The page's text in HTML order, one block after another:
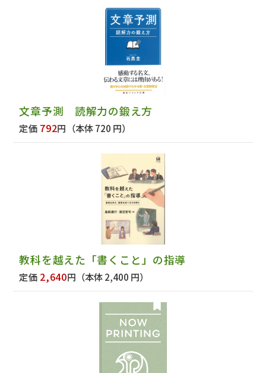
文章予測 読解力の鍛え方
定価 792円 （本体 720 円）
教科を越えた「書くこと」の指導
定価 2,640円 （本体 2,400 円）